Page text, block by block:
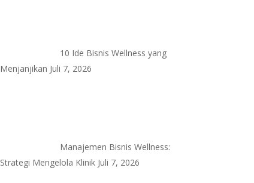
10 Ide Bisnis Wellness yang
Menjanjikan Juli 7, 2026
Manajemen Bisnis Wellness:
Strategi Mengelola Klinik Juli 7, 2026